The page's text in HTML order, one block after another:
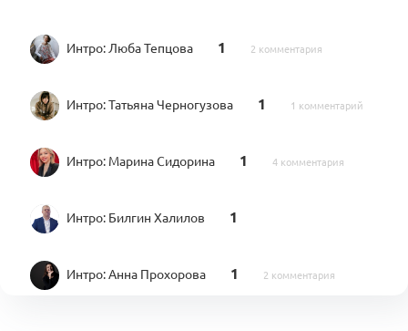
Интро: Люба Тепцова 1 2 комментария
Интро:Татьяна Черногузова 1 1 комментарий
Интро: Марина Сидорина 1 4 комментария
Интро: Билгин Халилов 1
Интро:Анна Прохорова 1 2 комментария